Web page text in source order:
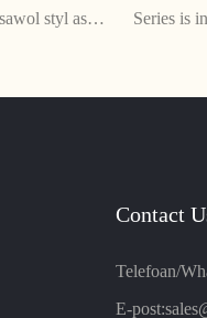
styl as
Series is
Contact
Telefoan/
E-post: